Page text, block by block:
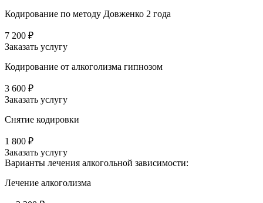
Кодирование по методу Довженко 2 года
7 200 ₽
Заказать услугу
Кодирование от алкоголизма гипнозом
3 600 ₽
Заказать услугу
Снятие кодировки
1 800 ₽
Заказать услугу
Варианты лечения алкогольной зависимости:
Лечение алкоголизма